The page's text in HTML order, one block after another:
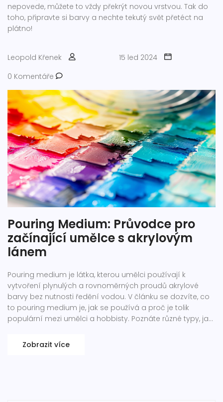
nepovede, můžete to vždy překrýt novou vrstvou. Tak do
toho, připravte si barvy a nechte tekutý svět přetéct na
plátno!
Leopold Křenek
15 led 2024
0 Komentáře
Pouring Medium: Průvodce pro
začínající umělce s akrylovým
lánem
Pouring medium je látka, kterou umělci používají k
vytvoření plynulých a rovnoměrných proudů akrylové
barvy bez nutnosti ředění vodou. V článku se dozvíte, co
to pouring medium je, jak se používá a proč je tolik
populární mezi umělci a hobbisty. Poznáte různé typy, jak
tohoto zajímavého pomocníka pro akrylové malířství.
Zobrazit více